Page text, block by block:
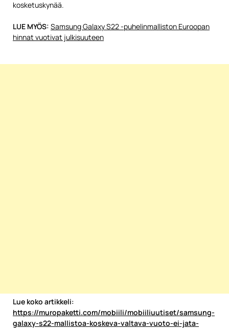
kosketuskynää.
LUE MYÖS: Samsung Galaxy S22 -puhelinmalliston Euroopan
hinnat vuotivat julkisuuteen
Lue koko artikkeli:
https://muropaketti.com/mobiili/mobiiliuutiset/samsung-
galaxy-s22-mallistoa-koskeva-valtava-vuoto-ei-jata-